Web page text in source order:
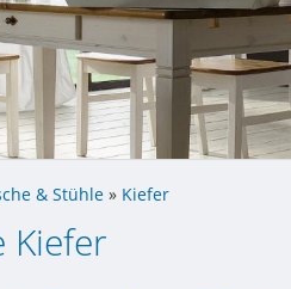
& Stühle » Kiefer
Kiefer